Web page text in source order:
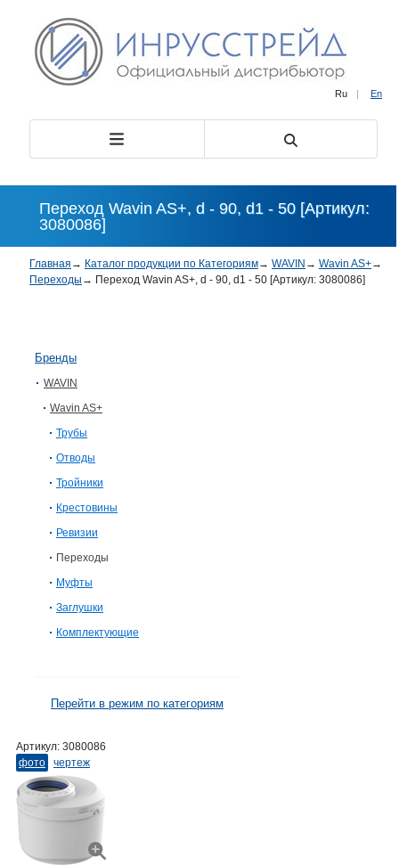
Ru | En
Переход Wavin AS+, d - 90, d1 - 50 [Артикул:
3080086]
Главная → Каталог продукции по Категориям→ WAVIN → Wavin AS+→
Переходы → Переход Wavin AS+, d - 90, d1 - 50 [Артикул: 3080086]
Бренды
WAVIN
Wavin AS+
Трубы
Отводы
Тройники
Крестовины
Ревизии
Переходы
Муфты
Заглушки
Комплектующие
Перейти в режим по категориям
Артикул: 3080086
фото
чертеж